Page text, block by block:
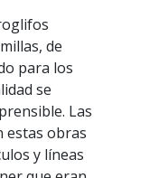
de
para los
se
Las
estas obras
y líneas